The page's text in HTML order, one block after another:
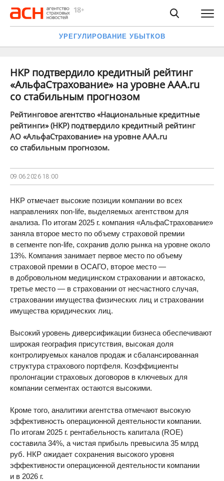
УРЕГУЛИРОВАНИЕ УБЫТКОВ
НКР подтвердило кредитный рейтинг
«АльфаСтрахование» на уровне AAA.ru
со стабильным прогнозом
Рейтинговое агентство «Национальные кредитные
рейтинги» (НКР) подтвердило кредитный рейтинг
АО «АльфаСтрахование» на уровне AAA.ru
со стабильным прогнозом.
09.06.2026 18:00
НКР отмечает высокие позиции компании во всех
направлениях non-life, выделяемых агентством для
анализа. По итогам 2025 г. компания «АльфаСтрахование»
заняла второе место по объему страховой премии
в сегменте non-life, сохранив долю рынка на уровне около
13%. Компания занимает первое место по объему
страховой премии в ОСАГО, второе место —
в добровольном медицинском страховании и автокаско,
третье место — в страховании от несчастного случая,
страховании имущества физических лиц и страховании
имущества юридических лиц.
Высокий уровень диверсификации бизнеса обеспечивают
широкая география присутствия, высокая доля
контролируемых каналов продаж и сбалансированная
структура страхового портфеля. Коэффициенты
пролонгации страховых договоров в ключевых для
компании сегментах остаются высокими.
Кроме того, аналитики агентства отмечают высокую
эффективность операционной деятельности компании.
По итогам 2025 г. рентабельность капитала (ROE)
составила 34%, а чистая прибыль превысила 35 млрд
руб. НКР ожидает сохранения высокого уровня
эффективности операционной деятельности компании
и в 2026 г.